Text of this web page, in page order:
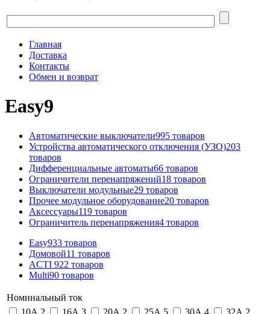
Главная
Доставка
Контакты
Обмен и возврат
Easy9
Автоматические выключатели995 товаров
Устройства автоматического отключения (УЗО)203
товаров
Дифференциальные автоматы66 товаров
Ограничители перенапряжений18 товаров
Выключатели модульные29 товаров
Прочее модульное оборудование20 товаров
Аксессуары119 товаров
Ограничитель перенапряжения4 товаров
Easy933 товаров
Домовой11 товаров
ACTI 922 товаров
Multi90 товаров
Номинальный ток
10А 2 16А 3 20А 2 25А 5 30А 4 32А 2